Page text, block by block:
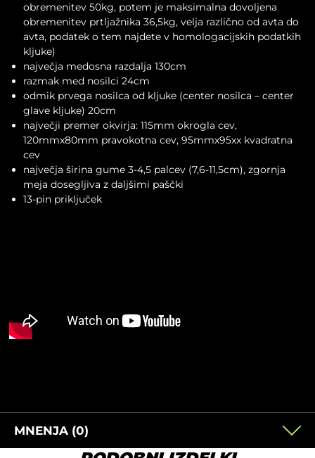
obremenitev 50kg, potem je maksimalna dovoljena
obremenitev prtljažnika 36,5kg, velja različno od avta do
avta, podatek o tem najdete v homologacijskih podatkih
kljuke)
največja medosna razdalja 130cm
razmak med nosilci 24cm
odmik prvega nosilca od kljuke (center nosilca – center
glave kljuke) 20cm
največji premer okvirja: 115mm okrogla cev,
120mmx80mm pravokotna cev, 95mmx95xx kvadratna
cev
največja širina gume 3-4,5 palcev (7,6-11,5cm), zgornja
meja dosegljiva z daljšimi paščki
13-pin priključek
MNENJA (0)